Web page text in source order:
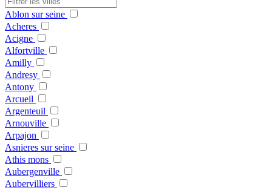
Ablon sur seine
Acheres
Acigne
Alfortville
Amilly
Andresy
Antony
Arcueil
Argenteuil
Arnouville
Arpajon
Asnieres sur seine
Athis mons
Aubergenville
Aubervilliers